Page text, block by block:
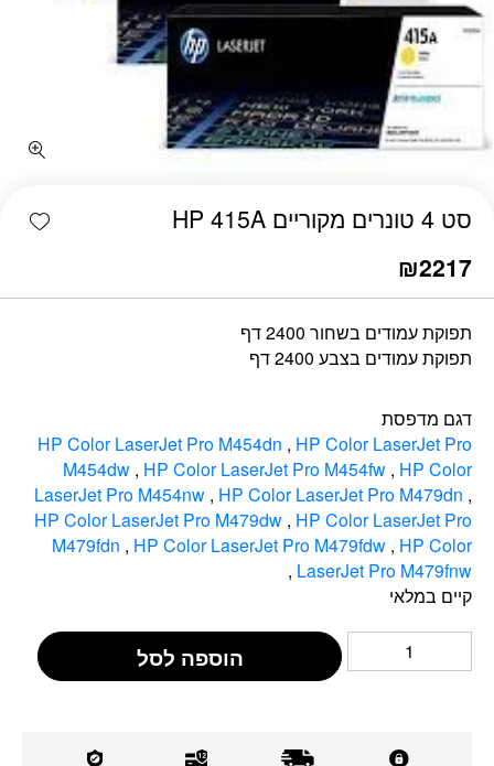
סט 4 טונרים מקוריים HP 415A
₪2217
תפוקת עמודים בשחור 2400 דף
תפוקת עמודים בצבע 2400 דף
דגם מדפסת
HP Color LaserJet Pro M454dn , HP Color LaserJet Pro
M454dw , HP Color LaserJet Pro M454fw , HP Color
LaserJet Pro M454nw , HP Color LaserJet Pro M479dn ,
HP Color LaserJet Pro M479dw , HP Color LaserJet Pro
M479fdn , HP Color LaserJet Pro M479fdw , HP Color
LaserJet Pro M479fnw
,
קיים במלאי
הוספה לסל